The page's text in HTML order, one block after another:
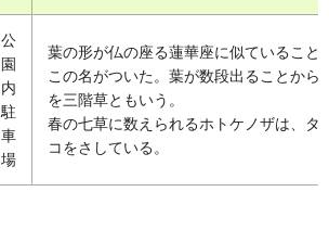
公
園
内
駐
車
場
葉の形が仏の座る蓮華座に似ていること
この名がついた。葉が数段出ることから
を三階草ともいう。
春の七草に数えられるホトケノザは、タ
コをさしている。